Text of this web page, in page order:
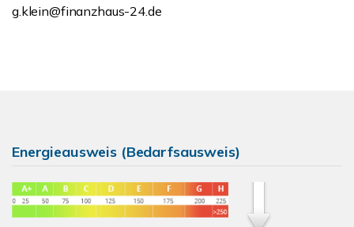
g.klein@finanzhaus-24.de
Energieausweis (Bedarfsausweis)